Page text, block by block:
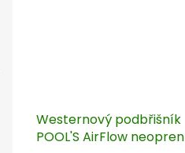
Westernový podbřišník
POOL'S AirFlow neopren